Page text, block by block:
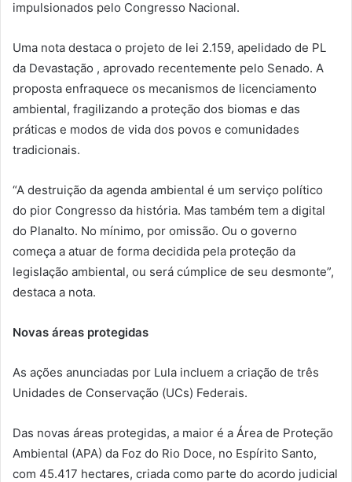
impulsionados pelo Congresso Nacional.
Uma nota destaca o projeto de lei 2.159, apelidado de PL
da Devastação , aprovado recentemente pelo Senado. A
proposta enfraquece os mecanismos de licenciamento
ambiental, fragilizando a proteção dos biomas e das
práticas e modos de vida dos povos e comunidades
tradicionais.
“A destruição da agenda ambiental é um serviço político
do pior Congresso da história. Mas também tem a digital
do Planalto. No mínimo, por omissão. Ou o governo
começa a atuar de forma decidida pela proteção da
legislação ambiental, ou será cúmplice de seu desmonte”,
destaca a nota.
Novas áreas protegidas
As ações anunciadas por Lula incluem a criação de três
Unidades de Conservação (UCs) Federais.
Das novas áreas protegidas, a maior é a Área de Proteção
Ambiental (APA) da Foz do Rio Doce, no Espírito Santo,
com 45.417 hectares, criada como parte do acordo judicial